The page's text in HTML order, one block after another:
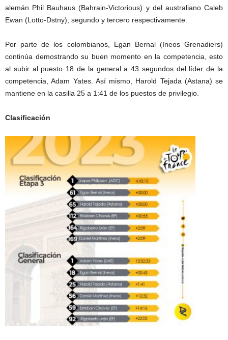
alemán Phil Bauhaus (Bahrain-Victorious) y del australiano Caleb
Ewan (Lotto-Dstny), segundo y tercero respectivamente.
Por parte de los colombianos, Egan Bernal (Ineos Grenadiers)
continúa demostrando su buen momento en la competencia, esto
al subir al puesto 18 de la general a 43 segundos del líder de la
competencia, Adam Yates. Así mismo, Harold Tejada (Astana) se
mantiene en la casilla 25 a 1:41 de los puestos de privilegio.
Clasificación